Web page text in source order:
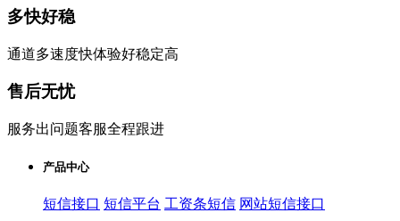
多快好稳
通道多速度快体验好稳定高
售后无忧
服务出问题客服全程跟进
产品中心
短信接口 短信平台 工资条短信 网站短信接口